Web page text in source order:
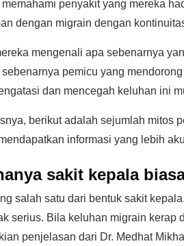
penyakit yang mereka
dengan migrain dengan
mengenali apa sebenarnya
pemicu yang
dan mencegah keluhan ini
berikut adalah sejumlah mitos
informasi yang lebih
sakit kepala
salah satu dari bentuk sakit
serius. Bila keluhan migrain kerap
penjelasan dari Dr. Medhat